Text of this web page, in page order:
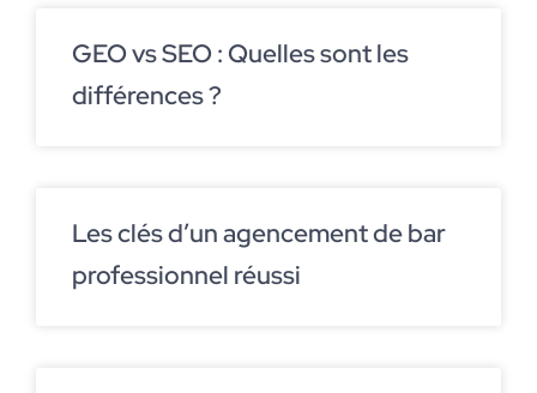
GEO vs SEO : Quelles sont les
différences ?
Les clés d’un agencement de bar
professionnel réussi